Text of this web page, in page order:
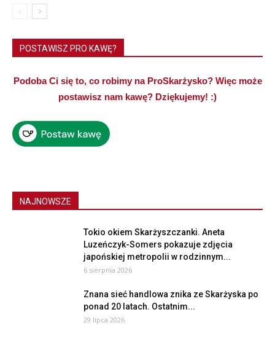
POSTAWISZ PRO KAWĘ?
Podoba Ci się to, co robimy na ProSkarżysko? Więc może
postawisz nam kawę? Dziękujemy! :)
NAJNOWSZE
Tokio okiem Skarżyszczanki. Aneta
Luzeńczyk-Somers pokazuje zdjęcia
japońskiej metropolii w rodzinnym...
6 sierpnia 2026
Znana sieć handlowa znika ze Skarżyska po
ponad 20 latach. Ostatnim...
29 lipca 2026